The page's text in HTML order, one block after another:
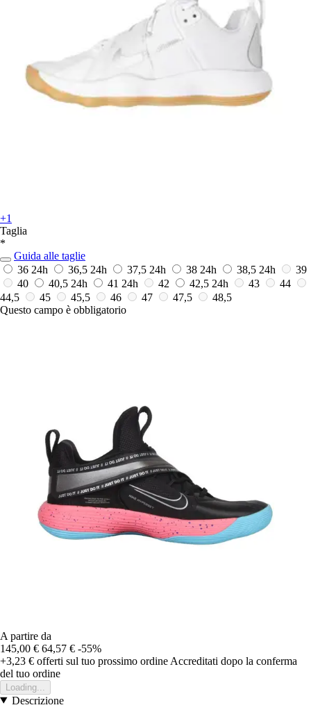
+1
Taglia
*
Guida alle taglie
36 24h 36,5 24h 37,5 24h 38 24h 38,5 24h
39
40
40,5 24h 41 24h 42 42,5 24h 43
44
44,5
45 45,5 46 47 47,5
48,5
Questo campo è obbligatorio
A partire da
145,00 € 64,57 € -55%
+3,23 € offerti sul tuo prossimo ordine Accreditati dopo la conferma
del tuo ordine
Loading...
Descrizione